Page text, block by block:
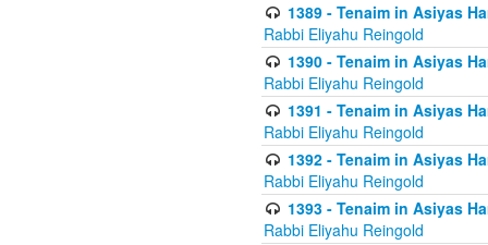
1389 - Tenaim in Asiyas
Rabbi Eliyahu Reingold
1390 - Tenaim in Asiyas
Rabbi Eliyahu Reingold
1391 - Tenaim in Asiyas
Rabbi Eliyahu Reingold
1392 - Tenaim in Asiyas
Rabbi Eliyahu Reingold
1393 - Tenaim in Asiyas
Rabbi Eliyahu Reingold